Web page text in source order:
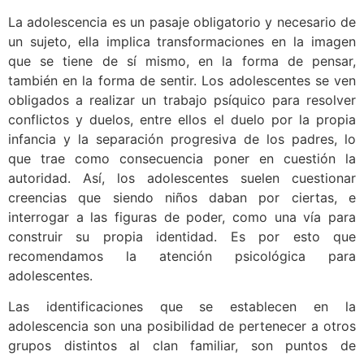
La adolescencia es un pasaje obligatorio y necesario de
un sujeto, ella implica transformaciones en la imagen
que se tiene de sí mismo, en la forma de pensar,
también en la forma de sentir. Los adolescentes se ven
obligados a realizar un trabajo psíquico para resolver
conflictos y duelos, entre ellos el duelo por la propia
infancia y la separación progresiva de los padres, lo
que trae como consecuencia poner en cuestión la
autoridad. Así, los adolescentes suelen cuestionar
creencias que siendo niños daban por ciertas, e
interrogar a las figuras de poder, como una vía para
construir su propia identidad. Es por esto que
recomendamos la atención psicológica para
adolescentes.
Las identificaciones que se establecen en la
adolescencia son una posibilidad de pertenecer a otros
grupos distintos al clan familiar, son puntos de